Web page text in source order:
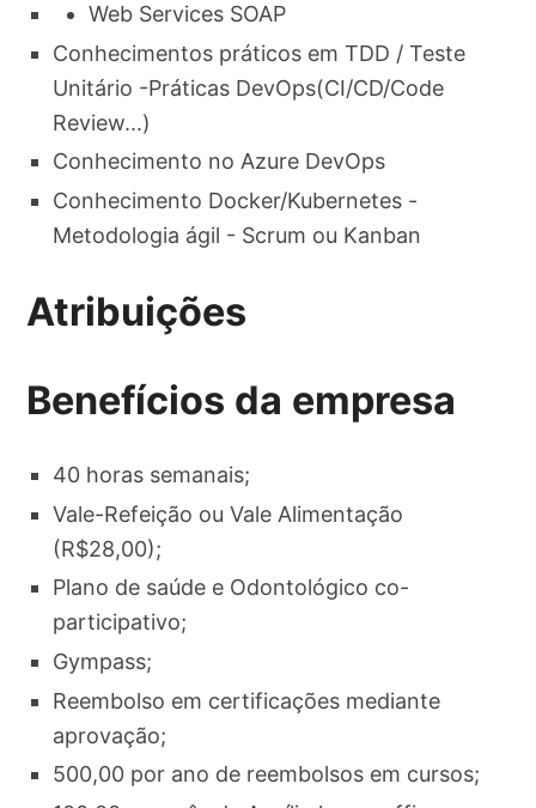
Web Services SOAP
Conhecimentos práticos em TDD / Teste
Unitário -Práticas DevOps(CI/CD/Code
Review...)
Conhecimento no Azure DevOps
Conhecimento Docker/Kubernetes -
Metodologia ágil - Scrum ou Kanban
Atribuições
Benefícios da empresa
40 horas semanais;
Vale-Refeição ou Vale Alimentação
(R$28,00);
Plano de saúde e Odontológico co-
participativo;
Gympass;
Reembolso em certificações mediante
aprovação;
500,00 por ano de reembolsos em cursos;